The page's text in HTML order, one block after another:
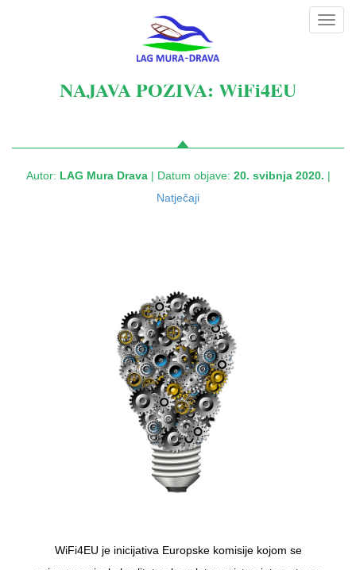
NAJAVA POZIVA: WiFi4EU
Autor: LAG Mura Drava| Datum objave: 20. svibnja 2020. |
Natječaji
WiFi4EU je inicijativa Europske komisije kojom se